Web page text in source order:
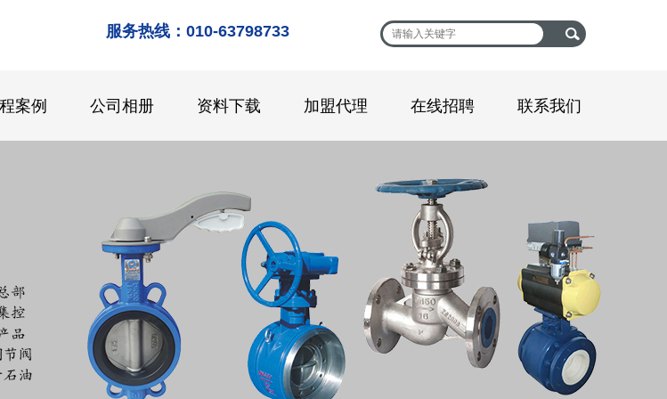
案例 公司相册 资料下载 加盟代理 在线招聘 联系我们
服务热线：010-63798733